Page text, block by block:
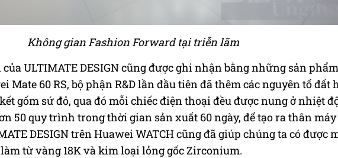
Không gian Fashion Forward tại triễn lãm
ULTIMATE DESIGN cũng được ghi nhận bằng những sản
Mate 60 RS, bộ phận R&D lần đầu tiên đã thêm các nguyên tố đất
gốm sứ đỏ, qua đó mỗi chiếc điện thoại đều được nung ở nhiệt
50 quy trình trong thời gian sản xuất 60 ngày, để tạo ra thân
DESIGN trên Huawei WATCH cũng đã giúp chúng ta có được
từ vàng 18K và kim loại lỏng gốc Zirconium.